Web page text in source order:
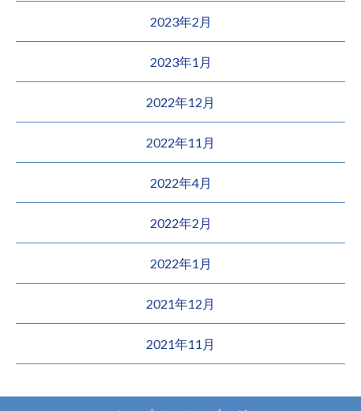
2023年2月
2023年1月
2022年12月
2022年11月
2022年4月
2022年2月
2022年1月
2021年12月
2021年11月